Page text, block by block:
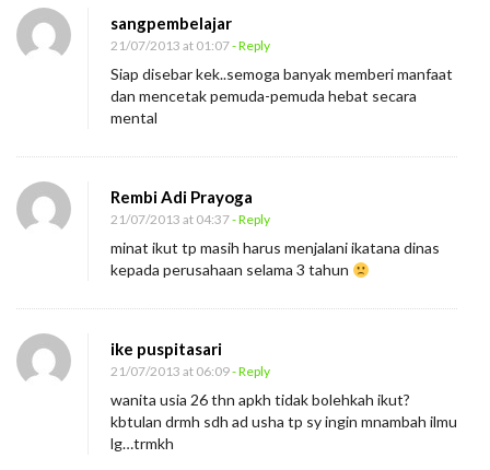
sangpembelajar
21/07/2013 at 01:07- Reply
Siap disebar kek..semoga banyak memberi manfaat
dan mencetak pemuda-pemuda hebat secara
mental
Rembi Adi Prayoga
21/07/2013 at 04:37- Reply
minat ikut tp masih harus menjalani ikatana dinas
kepada perusahaan selama 3 tahun
ike puspitasari
21/07/2013 at 06:09- Reply
wanita usia 26 thn apkh tidak bolehkah ikut?
kbtulan drmh sdh ad usha tp sy ingin mnambah ilmu
lg…trmkh